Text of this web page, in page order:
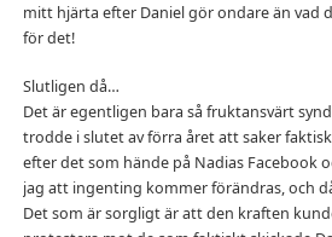
mitt hjärta efter Daniel gör ondare än vad
för det!
Slutligen då…
Det är egentligen bara så fruktansvärt
trodde i slutet av förra året att saker
efter det som hände på Nadias Facebook
jag att ingenting kommer förändras, och
Det som är sorgligt är att den kraften